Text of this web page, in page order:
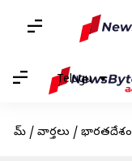
Telugu
హోమ్ / వార్తలు / భారతదేశం